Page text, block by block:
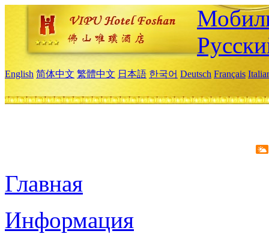
English 简体中文 繁體中文 日本語 한국어 Deutsch Français
Главная
Информация